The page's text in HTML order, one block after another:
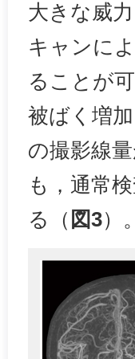
大きな威
キャンに
ることが
被ばく増
の撮影線
も，通常
る（ 図3）。